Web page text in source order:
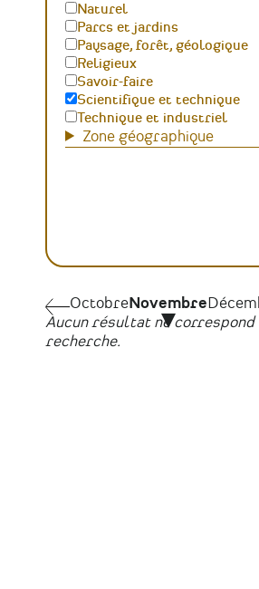
Pagination
Octobre
OctobreNovembre
Aucun résultat ne correspond
recherche.
Naturel
Parcs et jardins
Paysage, forêt, géologique
Religieux
Savoir-faire
Scientifique et technique
Technique et industriel
Zone géographique